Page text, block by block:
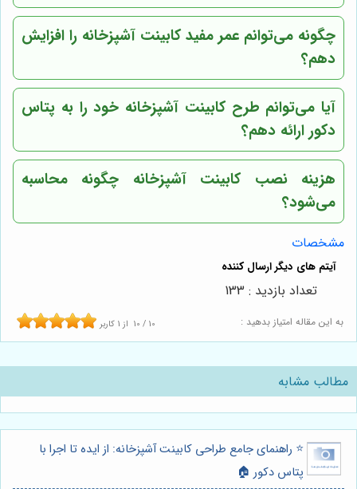
چگونه می‌توانم عمر مفید کابینت آشپزخانه را افزایش
دهم؟
آیا می‌توانم طرح کابینت آشپزخانه خود را به پتاس
دکور ارائه دهم؟
هزینه نصب کابینت آشپزخانه چگونه محاسبه
می‌شود؟
مشخصات
به این مقاله امتیاز بدهید : 10 / 10 از 1 کاربر
تعداد بازدید : 133
مطالب مشابه
⭐️ راهنمای جامع طراحی کابینت آشپزخانه: از ایده تا اجرا با
پتاس دکور 🏠